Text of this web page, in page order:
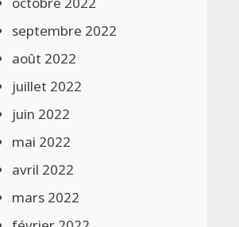
septembre 2022
août 2022
juillet 2022
juin 2022
mai 2022
avril 2022
mars 2022